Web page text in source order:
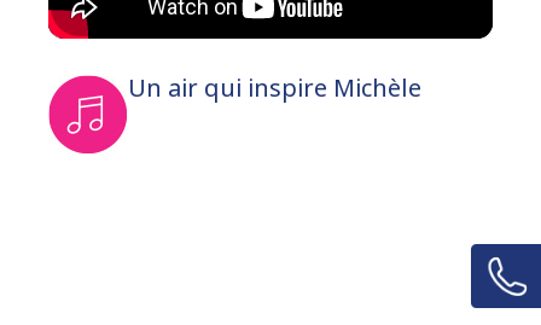
Un air qui inspire Michèle